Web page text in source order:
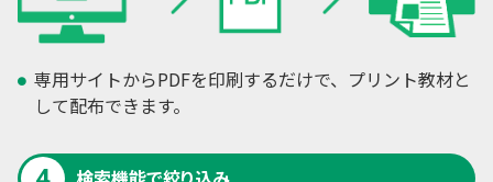
専用サイトからPDFを印刷するだけで、プリント教材と
して配布できます。